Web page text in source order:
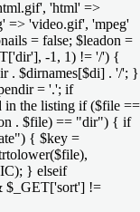
'html' =>
=> 'video.gif', 'mpeg'
= false; $leadon =
-1, 1) != '/') {
. $dirnames[$di] . '/'; }
= '.'; if
in the listing if ($file ==
. $file) == "dir") { if
{ $key =
} elseif
$_GET['sort'] !=